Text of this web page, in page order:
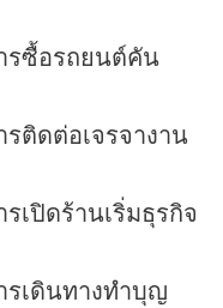
รซื้อรถยนต์คัน
ติดต่อเจรจางาน
เปิดร้านเริ่มธุรกิจ
รเดินทางทำบุญ